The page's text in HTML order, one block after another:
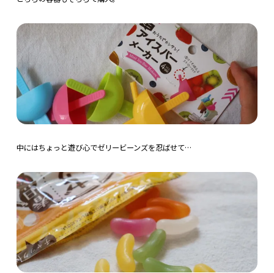
中にはちょっと遊び心でゼリービーンズを忍ばせて…